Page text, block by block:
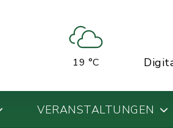
19 °C
VERANSTALTUNGEN